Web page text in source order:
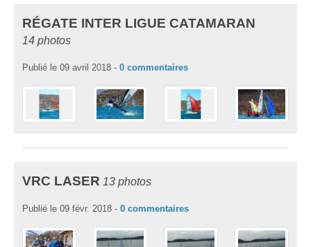
RÉGATE INTER LIGUE CATAMARAN
14 photos
Publié le 09 avril 2018 - 0 commentaires
VRC LASER 13 photos
Publié le 09 févr. 2018 - 0 commentaires